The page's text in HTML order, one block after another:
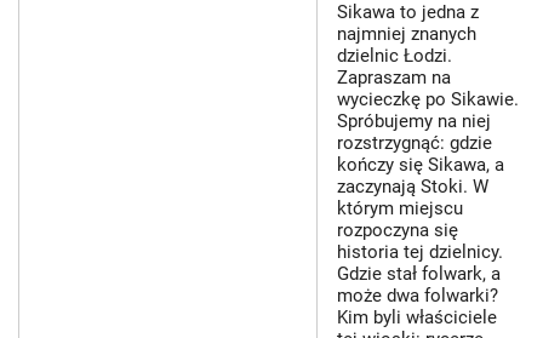
Sikawa to jedna z
najmniej znanych
dzielnic Łodzi.
Zapraszam na
wycieczkę po Sikawie.
Spróbujemy na niej
rozstrzygnąć: gdzie
kończy się Sikawa, a
zaczynają Stoki. W
którym miejscu
rozpoczyna się
historia tej dzielnicy.
Gdzie stał folwark, a
może dwa folwarki?
Kim byli właściciele